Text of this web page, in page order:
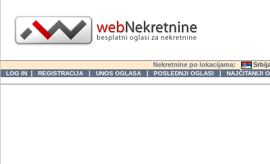
Nekretnine po lokacijama:
LOG IN | REGISTRACIJA | UNOS OGLASA | POSLEDNJI OGLASI | NAJČITANIJI